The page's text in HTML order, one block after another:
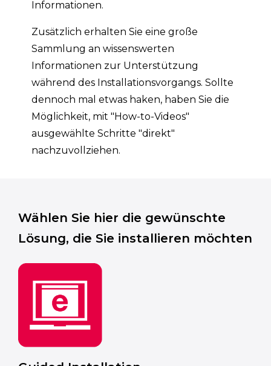
Informationen.
Zusätzlich erhalten Sie eine große
Sammlung an wissenswerten
Informationen zur Unterstützung
während des Installationsvorgangs. Sollte
dennoch mal etwas haken, haben Sie die
Möglichkeit, mit "How-to-Videos"
ausgewählte Schritte "direkt"
nachzuvollziehen.
Wählen Sie hier die gewünschte
Lösung, die Sie installieren möchten